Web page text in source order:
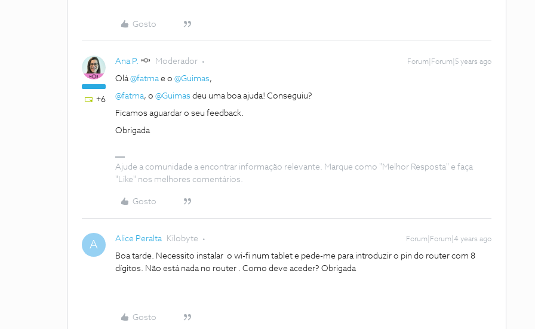
Gosto
+6
Ana P. Moderador Forum|Forum|5 years ago
Olá@fatmae o @Guimas,
@fatma, o @Guimas deu uma boa ajuda! Conseguiu?
Ficamos aguardar o seu feedback.
Obrigada
Ajude a comunidade a encontrar informação relevante. Marque como "Melhor Resposta" e faça
"Like" nos melhores comentários.
Gosto
A Alice Peralta Kilobyte Forum|Forum|4 years ago
Boa tarde. Necessito instalar o wi-fi num tablet e pede-me para introduzir o pin do router com 8
dígitos. Não está nada no router . Como deve aceder? Obrigada
Gosto